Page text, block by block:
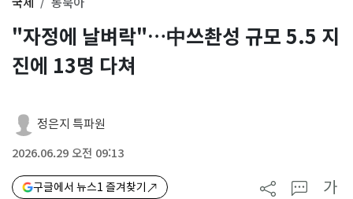
"자정에 날벼락"…中쓰촨성 규모 5.5 지
진에 13명 다쳐
정은지 특파원
2026.06.29 오전 09:13
구글에서 뉴스1 즐겨찾기 가